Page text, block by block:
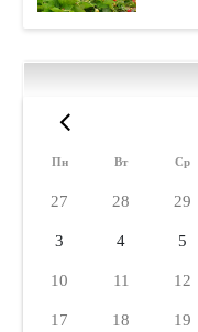
Пн Вт Ср
27 28 29
3 4 5
10 11 12
17 18 19